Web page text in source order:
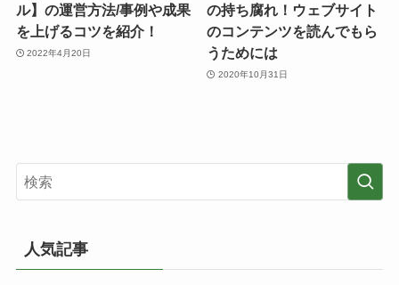
ル】の運営方法/事例や成果
を上げるコツを紹介！
2022年4月20日
の持ち腐れ！ウェブサイト
のコンテンツを読んでもら
うためには
2020年10月31日
人気記事